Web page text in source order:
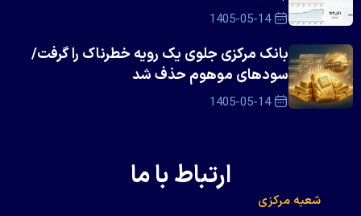
1405-05-14
بانک مرکزی جلوی یک رویه خطرناک را گرفت/
سود‌های موهوم حذف شد
1405-05-14
ارتباط با ما
شعبه مرکزی